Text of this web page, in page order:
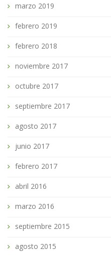
marzo 2019
febrero 2019
febrero 2018
noviembre 2017
octubre 2017
septiembre 2017
agosto 2017
junio 2017
febrero 2017
abril 2016
marzo 2016
septiembre 2015
agosto 2015